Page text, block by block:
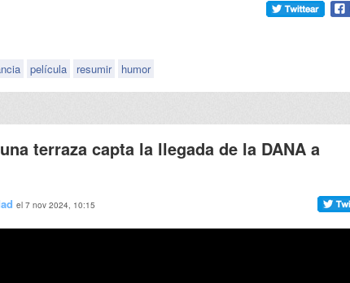
película resumir humor
terraza capta la llegada de la DANA a
el 7 nov 2024, 10:15